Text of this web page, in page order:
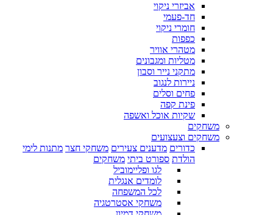
אביזרי ניקוי
חד-פעמי
חומרי ניקוי
כפפות
מטהרי אוויר
מטליות ומגבונים
מתקני נייר וסבון
ניירות לנגוב
פחים וסלים
פינת קפה
שקיות אוכל ואשפה
משחקים
משחקים וצעצועים
כדורים מדענים צעירים משחקי חצר מתנות לימי
הולדת ספורט ביתי משחקים
לגו ופליימוביל
לומדים אנגלית
לכל המשפחה
משחקי אסטרטגיה